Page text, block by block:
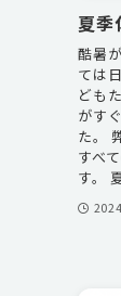
夏季
酷暑
ては
ども
がす
た。
すべ
す。